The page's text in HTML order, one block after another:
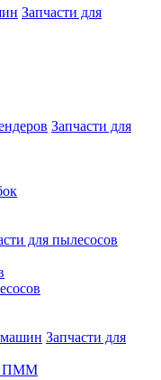
Запчасти для
Запчасти для
для пылесосов
Запчасти для
ПММ